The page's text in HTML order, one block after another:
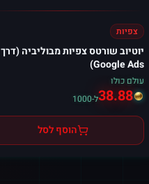
צפיות
יוטיוב שורטס צפיות מבוליביה (דרך
Google Ads)
עולם כולו
38.88ל-1000
הוסף לסל